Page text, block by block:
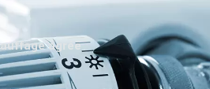
agréé